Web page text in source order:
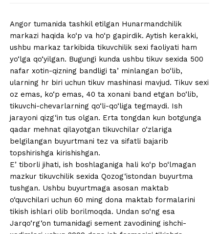
Angor tumanida tashkil etilgan Hunarmandchilik
markazi haqida ko‘p va ho‘p gapirdik. Aytish kerakki,
ushbu markaz tarkibida tikuvchilik sexi faoliyati ham
yo‘lga qo‘yilgan. Bugungi kunda ushbu tikuv sexida 500
nafar xotin-qizning bandligi taʼminlangan bo‘lib,
ularning hr biri uchun tikuv mashinasi mavjud. Tikuv sexi
oz emas, ko‘p emas, 40 ta xonani band etgan bo‘lib,
tikuvchi-chevarlarning qo‘li-qo‘liga tegmaydi. Ish
jarayoni qizg‘in tus olgan. Erta tongdan kun botgunga
qadar mehnat qilayotgan tikuvchilar o‘zlariga
belgilangan buyurtmani tez va sifatli bajarib
topshirishga kirishishgan.
Eʼtiborli jihati, ish boshlaganiga hali ko‘p bo‘lmagan
mazkur tikuvchilik sexida Qozog‘istondan buyurtma
tushgan. Ushbu buyurtmaga asosan maktab
o‘quvchilari uchun 60 ming dona maktab formalarini
tikish ishlari olib borilmoqda. Undan so‘ng esa
Jarqo‘rg‘on tumanidagi sement zavodining ishchi-